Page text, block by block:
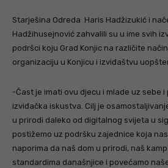
Starješina Odreda Haris Hadžizukić i
Hadžihusejnović zahvalili su u ime svih
podršci koju Grad Konjic na različite
organizaciju u Konjicu i izviđaštvu
-Čast je imati ovu djecu i mlade uz sebe
izviđačka iskustva. Cilj je
u prirodi daleko od digitalnog svijeta u
postižemo uz podršku zajednice koja
naporima da naš dom u prirodi, naš
standardima današnjice i povećamo